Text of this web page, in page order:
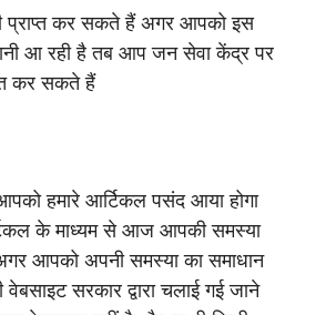
प्राप्त कर सकते हैं अगर आपको इस
आ रही है तब आप जन सेवा केंद्र पर
कर सकते हैं
हमारे आर्टिकल पसंद आया होगा
के माध्यम से आज आपकी समस्या
आपको अपनी समस्या का समाधान
सरकार द्वारा चलाई गई जाने